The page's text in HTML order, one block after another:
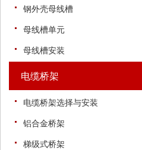
钢外壳母线槽
母线槽单元
母线槽安装
电缆桥架
电缆桥架选择与安装
铝合金桥架
梯级式桥架